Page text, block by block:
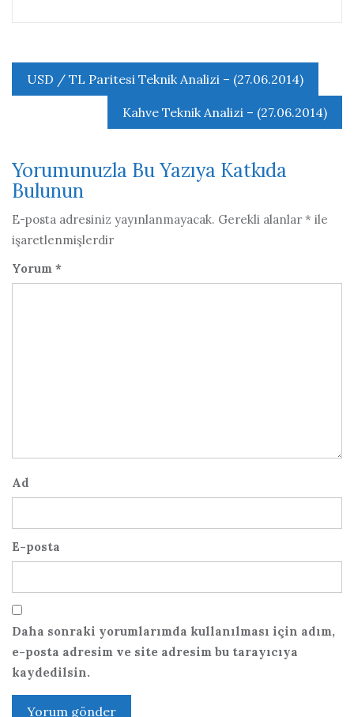
Yazı
gezinmesi
USD / TL Paritesi Teknik Analizi – (27.06.2014)
Kahve Teknik Analizi – (27.06.2014)
Yorumunuzla Bu Yazıya Katkıda
Bulunun
E-posta adresiniz yayınlanmayacak. Gerekli alanlar * ile
işaretlenmişlerdir
Yorum *
Ad
E-posta
Daha sonraki yorumlarımda kullanılması için adım,
e-posta adresim ve site adresim bu tarayıcıya
kaydedilsin.